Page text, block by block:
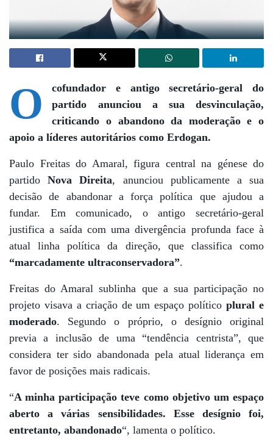
O
cofundador e antigo secretário-geral do
partido anunciou a sua desvinculação,
criticando o abandono da moderação e o
apoio a líderes autoritários como Erdogan.
Paulo Freitas do Amaral, figura central na génese do
partidoNova Direita, anunciou publicamente a sua
decisão de abandonar a força política que ajudou a
fundar. Em comunicado, o antigo secretário-geral
justifica a saída com uma divergência profunda face à
atual linha política da direção, que classifica como
“marcadamente ultraconservadora”.
Freitas do Amaral sublinha que a sua participação no
projeto visava a criação de um espaço políticoplural e
moderado. Segundo o próprio, o desígnio original
previa a inclusão de uma “tendência centrista”, que
considera ter sido abandonada pela atual liderança em
favor de posições mais radicais.
“A minha participação teve como objetivo um espaço
aberto a várias sensibilidades. Esse desígnio foi,
entretanto, abandonado“, lamenta o político.